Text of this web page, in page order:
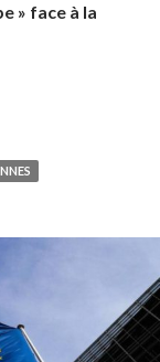
» face à la